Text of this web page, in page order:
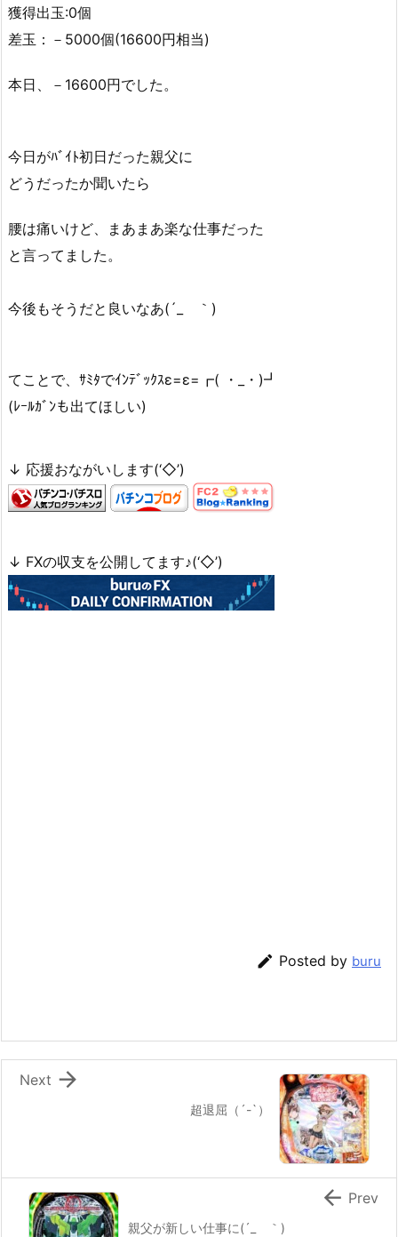
獲得出玉:0個
差玉：－5000個(16600円相当)
本日、－16600円でした。
今日がﾊﾞｲﾄ初日だった親父に
どうだったか聞いたら
腰は痛いけど、まあまあ楽な仕事だった
と言ってました。
今後もそうだと良いなあ(´_ゝ｀)
てことで、ｻﾐﾀでｲﾝﾃﾞｯｸｽε=ε=┏( ・_・)┛
(ﾚｰﾙｶﾞﾝも出てほしい)
↓ 応援おながいします(‘◇’)ゞ
↓ FXの収支を公開してます♪(‘◇’)ゞ
 Posted by buru
超退屈（´-`）

Next
親父が新しい仕事に(´_ゝ｀)
 Prev